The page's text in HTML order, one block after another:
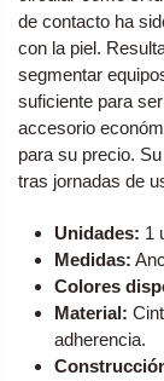
de contacto ha
con la piel.
segmentar
suficiente para
accesorio
para su precio.
tras jornadas de
Unidades: 1
Medidas:
Colores
Material:
adherencia.